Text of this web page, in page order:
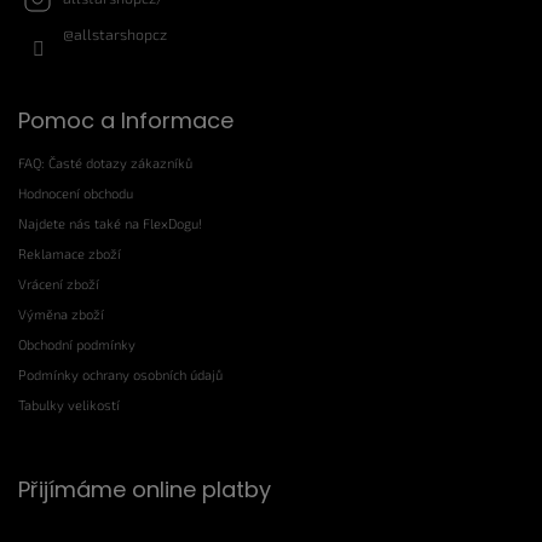
@allstarshopcz
Pomoc a Informace
FAQ: Časté dotazy zákazníků
Hodnocení obchodu
Najdete nás také na FlexDogu!
Reklamace zboží
Vrácení zboží
Výměna zboží
Obchodní podmínky
Podmínky ochrany osobních údajů
Tabulky velikostí
Přijímáme online platby